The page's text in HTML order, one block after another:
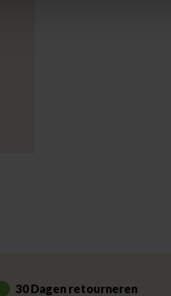
30 Dagen retourneren